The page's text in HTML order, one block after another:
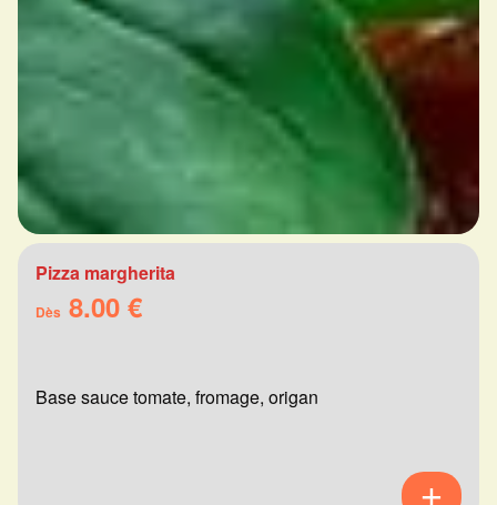
Pizza margherita
Dès 8.00 €
Base sauce tomate, fromage, origan